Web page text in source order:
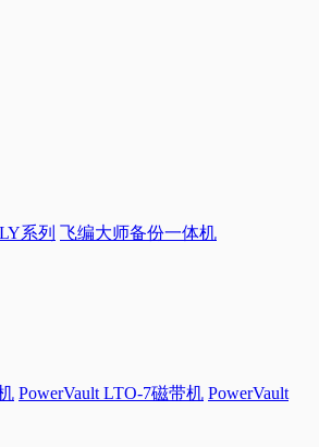
系列 飞编大师备份一体机
PowerVault LTO-7磁带机 PowerVault